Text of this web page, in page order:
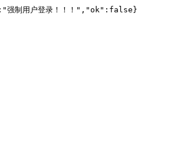
制用户登录！！！","ok":false}